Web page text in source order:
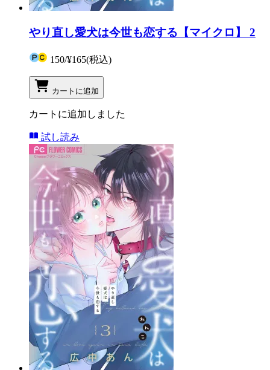
やり直し愛犬は今世も恋する【マイクロ】 2
150/¥165(税込)
カートに追加
カートに追加しました
試し読み